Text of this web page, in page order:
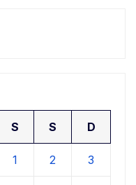
S S D
1 2 3